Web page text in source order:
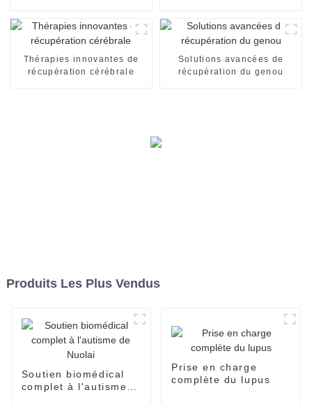
Thérapies innovantes de
récupération cérébrale
Solutions avancées de
récupération du genou
Produits Les Plus Vendus
Soutien biomédical
complet à l'autisme
Prise en charge
complète du lupus